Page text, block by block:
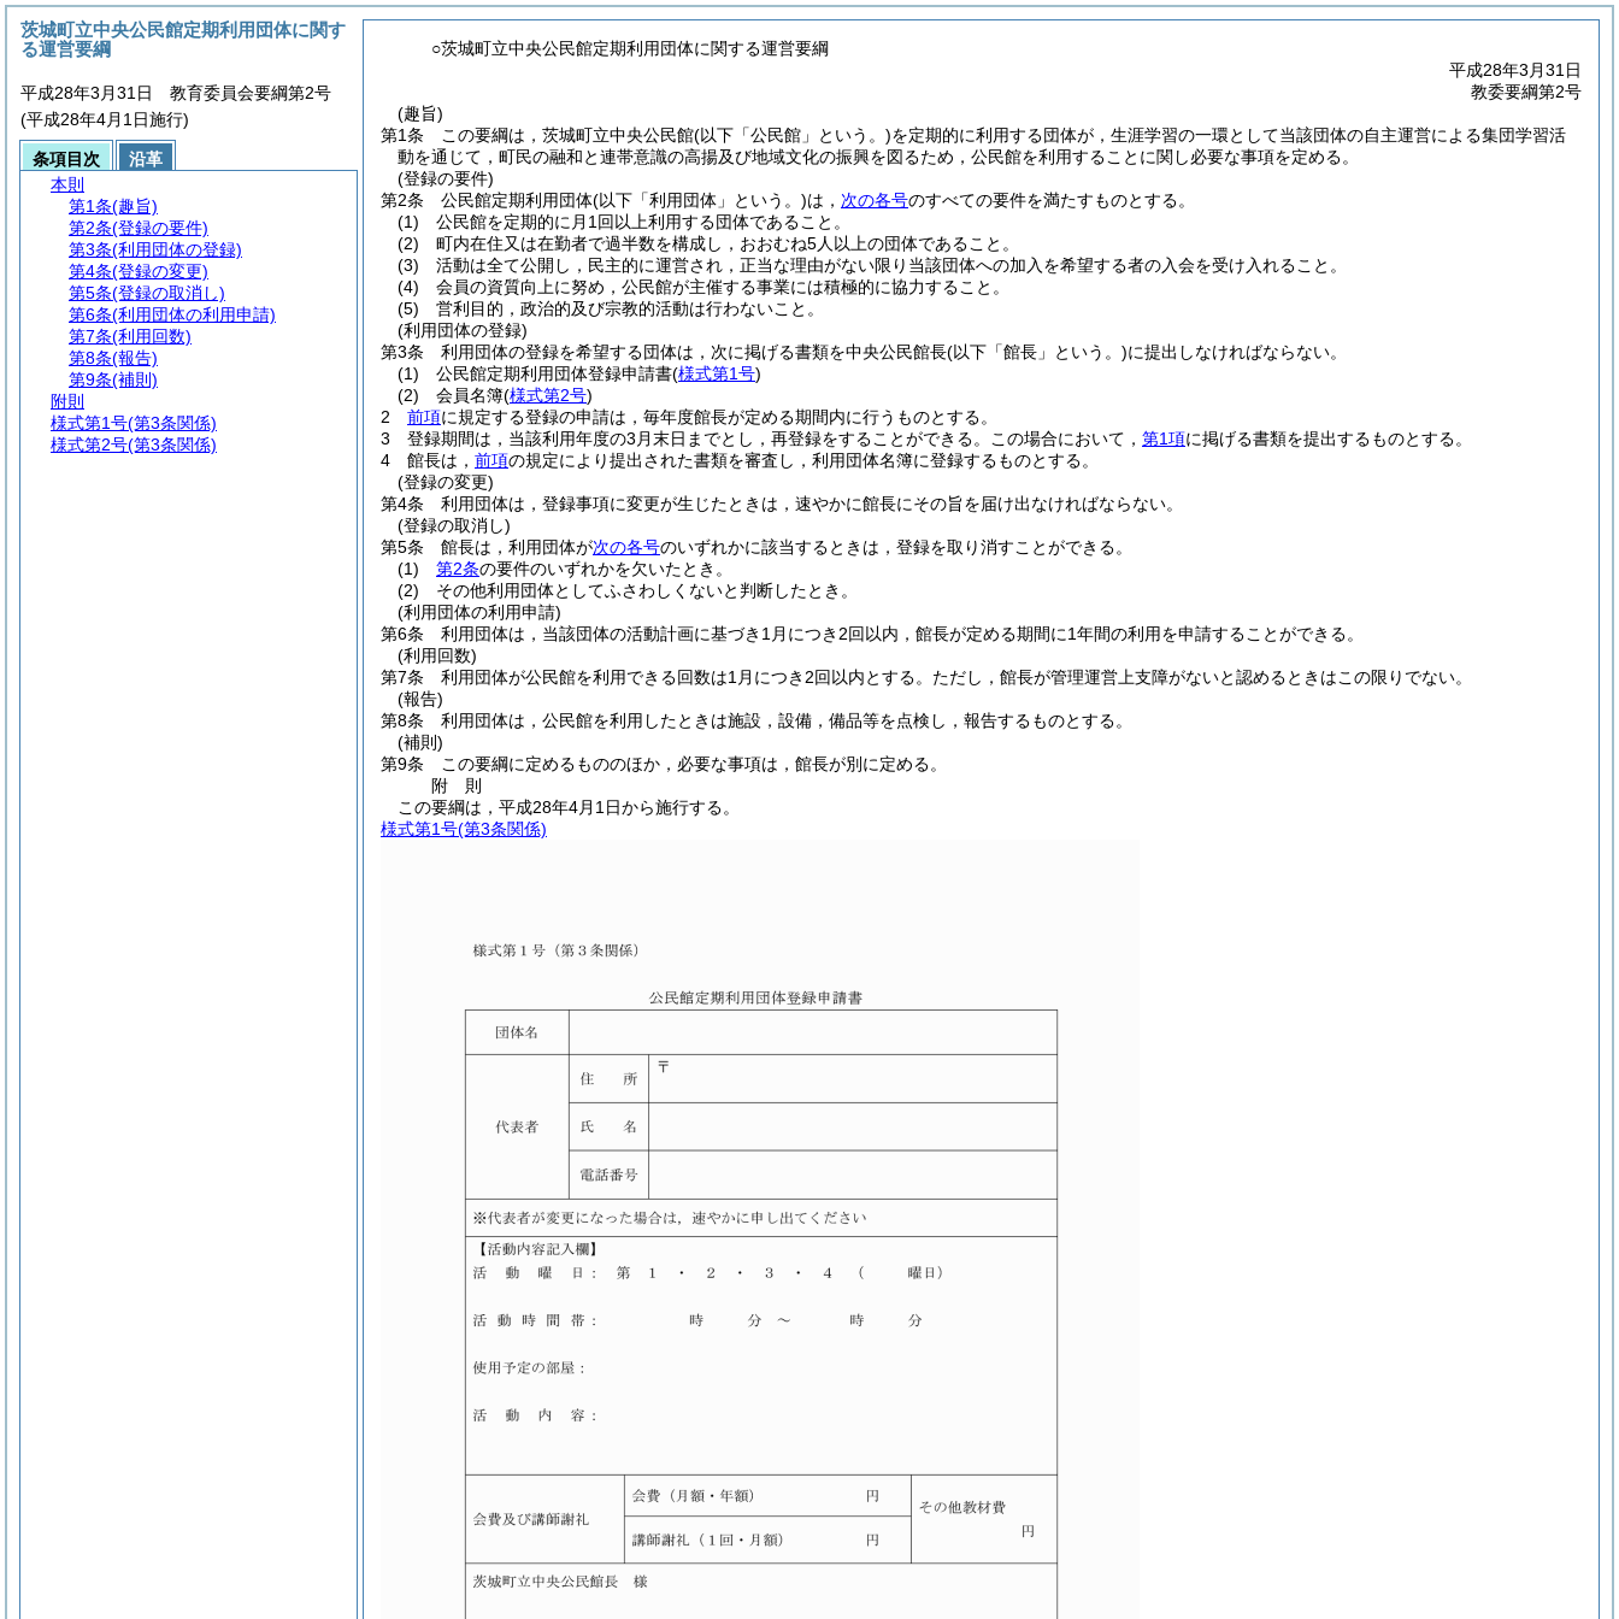
○茨城町立中央公民館定期利用団体に関する運営要綱
平成28年3月31日
教委要綱第2号
(趣旨)
第1条
この要綱は，茨城町立中央公民館(以下「公民館」という。)を定期的に利用する団体が，生涯学習の一環として当該団体の自主運営による集団学習活
動を通じて，町民の融和と連帯意識の高揚及び地域文化の振興を図るため，公民館を利用することに関し必要な事項を定める。
(登録の要件)
第2条
公民館定期利用団体(以下「利用団体」という。)は， 次の各号のすべての要件を満たすものとする。
(1)
公民館を定期的に月1回以上利用する団体であること。
(2)
町内在住又は在勤者で過半数を構成し，おおむね5人以上の団体であること。
(3)
活動は全て公開し，民主的に運営され，正当な理由がない限り当該団体への加入を希望する者の入会を受け入れること。
(4)
会員の資質向上に努め，公民館が主催する事業には積極的に協力すること。
(5)
営利目的，政治的及び宗教的活動は行わないこと。
(利用団体の登録)
第3条
利用団体の登録を希望する団体は，次に掲げる書類を中央公民館長(以下「館長」という。)に提出しなければならない。
(1)
公民館定期利用団体登録申請書(様式第1号)
(2)
会員名簿(様式第2号)
2
前項に規定する登録の申請は，毎年度館長が定める期間内に行うものとする。
3
登録期間は，当該利用年度の3月末日までとし，再登録をすることができる。 この場合において， 第1項に掲げる書類を提出するものとする。
4
館長は， 前項の規定により提出された書類を審査し，利用団体名簿に登録するものとする。
(登録の変更)
第4条
利用団体は，登録事項に変更が生じたときは，速やかに館長にその旨を届け出なければならない。
(登録の取消し)
第5条
館長は，利用団体が次の各号のいずれかに該当するときは，登録を取り消すことができる。
(1)
第2条の要件のいずれかを欠いたとき。
(2)
その他利用団体としてふさわしくないと判断したとき。
(利用団体の利用申請)
第6条
利用団体は，当該団体の活動計画に基づき1月につき2回以内，館長が定める期間に1年間の利用を申請することができる。
(利用回数)
第7条
利用団体が公民館を利用できる回数は1月につき2回以内とする。 ただし，館長が管理運営上支障がないと認めるときはこの限りでない。
(報告)
第8条
利用団体は，公民館を利用したときは施設，設備，備品等を点検し，報告するものとする。
(補則)
第9条
この要綱に定めるもののほか，必要な事項は，館長が別に定める。
附 則
この要綱は，平成28年4月1日から施行する。
様式第1号(第3条関係)
茨城町立中央公民館定期利用団体に関す
る運営要綱
平成28年3月31日 教育委員会要綱第2号
(平成28年4月1日施行)
条項目次
沿革
本則
第1条(趣旨)
第2条(登録の要件)
第3条(利用団体の登録)
第4条(登録の変更)
第5条(登録の取消し)
第6条(利用団体の利用申請)
第7条(利用回数)
第8条(報告)
第9条(補則)
附則
様式第1号(第3条関係)
様式第2号(第3条関係)